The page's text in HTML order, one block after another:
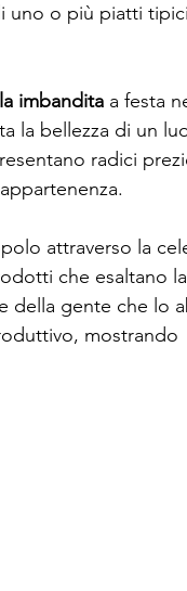
uno o più piatti
imbandita a festa
la bellezza di un
radici
attraverso la
che esaltano
della gente che lo
mostrando